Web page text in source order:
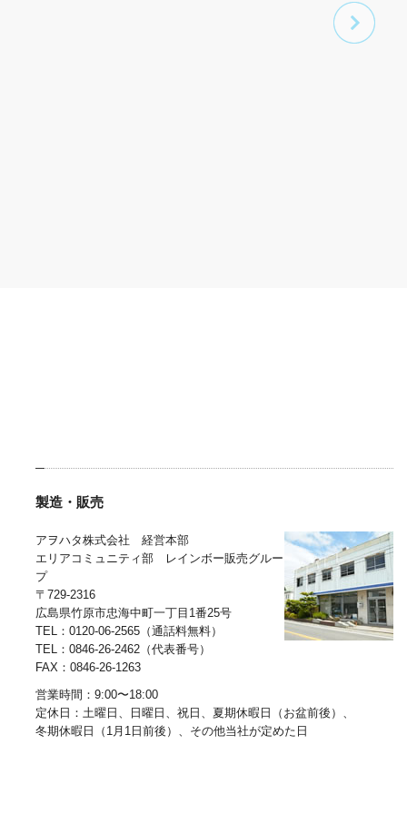
製造・販売
アヲハタ株式会社 経営本部
エリアコミュニティ部 レインボー販売グルー
プ
〒729-2316
広島県竹原市忠海中町一丁目1番25号
TEL：0120-06-2565（通話料無料）
TEL：0846-26-2462（代表番号）
FAX：0846-26-1263
営業時間：9:00〜18:00
定休日：土曜日、日曜日、祝日、夏期休暇日（お盆前後）、
冬期休暇日（1月1日前後）、その他当社が定めた日